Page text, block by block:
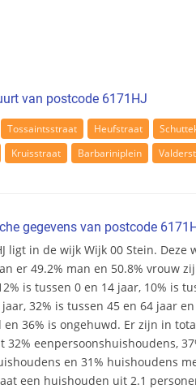
van postcode 6171HJ
Tossaintsstraat Heufstraat
Kruisstraat Barbariniplein
gegevens van postcode
ligt in de wijk Wijk 00 Stein.
er 49.2% man en 50.8% vrouw
is tussen 0 en 14 jaar, 10% is
32% is tussen 45 en 64 jaar
en 36% is ongehuwd. Er zijn in
32% eenpersoonshuishoudens,
en 31% huishoudens
een huishouden uit 2.1